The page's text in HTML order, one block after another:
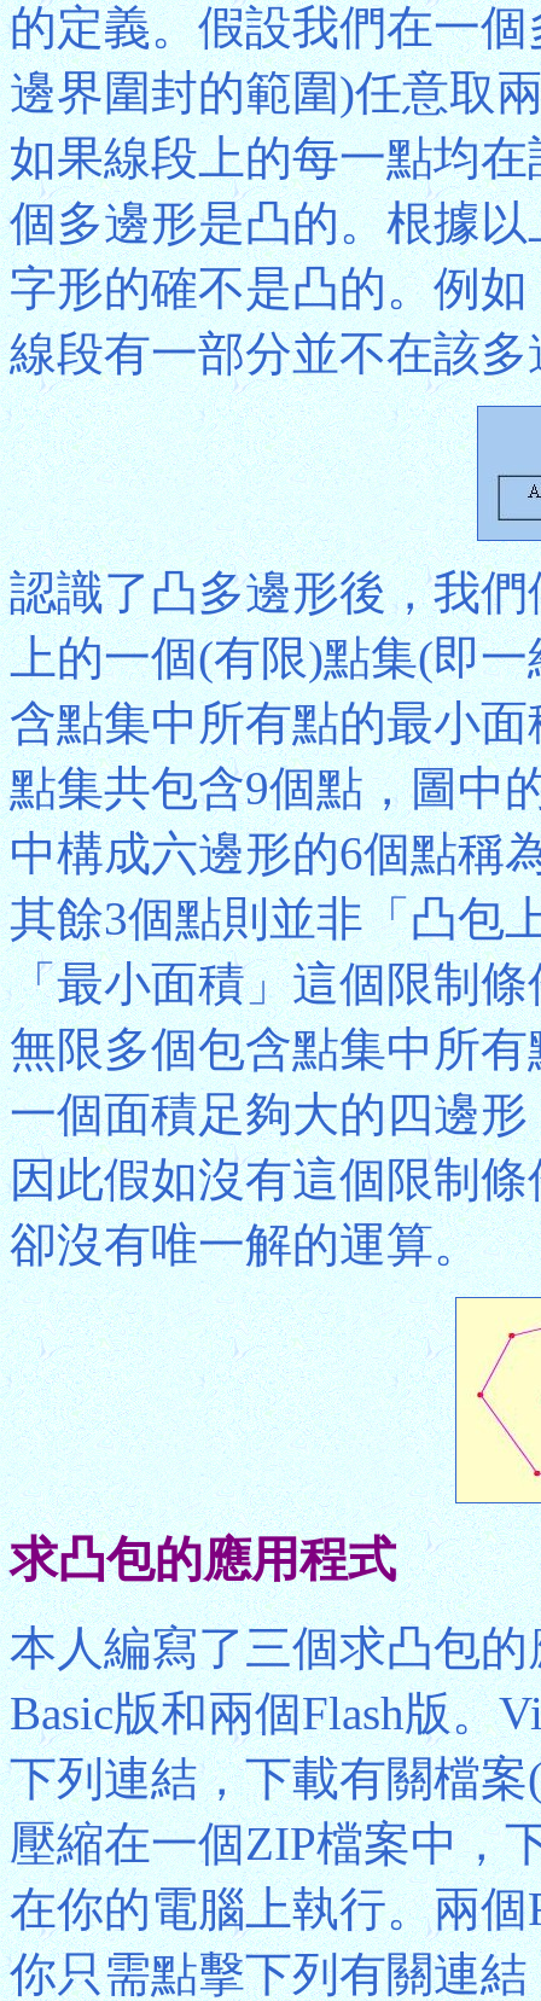
的定義。假設我們在一
邊界圍封的範圍)任意取
如果線段上的每一點均
個多邊形是凸的。根據
字形的確不是凸的。例
線段有一部分並不在該
認識了凸多邊形後，我
上的一個(有限)點集(即
含點集中所有點的最小
點集共包含9個點，圖中
中構成六邊形的6個點稱
其餘3個點則並非「凸包
「最小面積」這個限制
無限多個包含點集中所
一個面積足夠大的四邊
因此假如沒有這個限制
卻沒有唯一解的運算。
求凸包的應用程式
本人編寫了三個求凸包
Basic版和兩個Flash版。
下列連結，下載有關檔
壓縮在一個ZIP檔案中，
在你的電腦上執行。兩個
你只需點擊下列有關連